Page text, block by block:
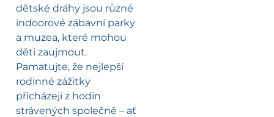
dětské dráhy jsou různé
indoorové zábavní parky
a muzea, které mohou
děti zaujmout.
Pamatujte, že nejlepší
rodinné zážitky
přicházejí z hodin
strávených společně – ať